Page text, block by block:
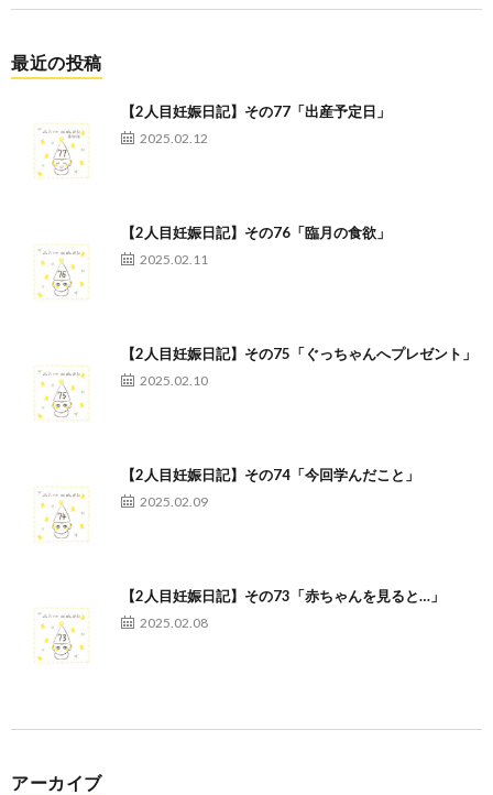
最近の投稿
【2人目妊娠日記】その77「出産予定日」
2025.02.12
【2人目妊娠日記】その76「臨月の食欲」
2025.02.11
【2人目妊娠日記】その75「ぐっちゃんへプレゼント」
2025.02.10
【2人目妊娠日記】その74「今回学んだこと」
2025.02.09
【2人目妊娠日記】その73「赤ちゃんを見ると…」
2025.02.08
アーカイブ